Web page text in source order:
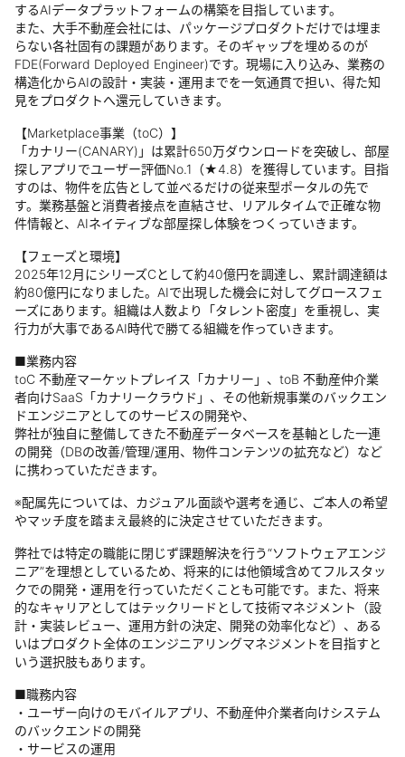
するAIデータプラットフォームの構築を目指しています。
また、大手不動産会社には、パッケージプロダクトだけでは埋ま
らない各社固有の課題があります。そのギャップを埋めるのが
FDE(Forward Deployed Engineer)です。現場に入り込み、業務の
構造化からAIの設計・実装・運用までを一気通貫で担い、得た知
見をプロダクトへ還元していきます。
【Marketplace事業（toC）】
「カナリー(CANARY)」は累計650万ダウンロードを突破し、部屋
探しアプリでユーザー評価No.1（★4.8）を獲得しています。目指
すのは、物件を広告として並べるだけの従来型ポータルの先で
す。業務基盤と消費者接点を直結させ、リアルタイムで正確な物
件情報と、AIネイティブな部屋探し体験をつくっていきます。
【フェーズと環境】
2025年12月にシリーズCとして約40億円を調達し、累計調達額は
約80億円になりました。AIで出現した機会に対してグロースフェ
ーズにあります。組織は人数より「タレント密度」を重視し、実
行力が大事であるAI時代で勝てる組織を作っていきます。
■業務内容
toC 不動産マーケットプレイス「カナリー」、toB 不動産仲介業
者向けSaaS「カナリークラウド」、その他新規事業のバックエン
ドエンジニアとしてのサービスの開発や、
弊社が独自に整備してきた不動産データベースを基軸とした一連
の開発（DBの改善/管理/運用、物件コンテンツの拡充など）など
に携わっていただきます。
※配属先については、カジュアル面談や選考を通じ、ご本人の希望
やマッチ度を踏まえ最終的に決定させていただきます。
弊社では特定の職能に閉じず課題解決を行う“ソフトウェアエンジ
ニア”を理想としているため、将来的には他領域含めてフルスタッ
クでの開発・運用を行っていただくことも可能です。また、将来
的なキャリアとしてはテックリードとして技術マネジメント（設
計・実装レビュー、運用方針の決定、開発の効率化など）、ある
いはプロダクト全体のエンジニアリングマネジメントを目指すと
いう選択肢もあります。
■職務内容
・ユーザー向けのモバイルアプリ、不動産仲介業者向けシステム
のバックエンドの開発
・サービスの運用